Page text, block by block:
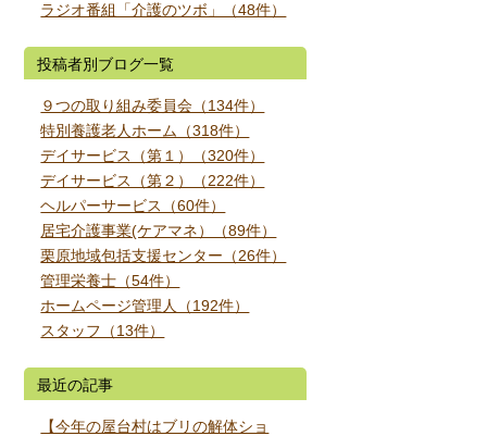
ラジオ番組「介護のツボ」（48件）
投稿者別ブログ一覧
９つの取り組み委員会（134件）
特別養護老人ホーム（318件）
デイサービス（第１）（320件）
デイサービス（第２）（222件）
ヘルパーサービス（60件）
居宅介護事業(ケアマネ）（89件）
栗原地域包括支援センター（26件）
管理栄養士（54件）
ホームページ管理人（192件）
スタッフ（13件）
最近の記事
【今年の屋台村はブリの解体ショ